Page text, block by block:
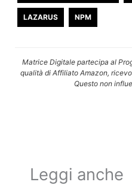
LAZARUS NPM
Matrice Digitale partecipa al
qualità di Affiliato Amazon,
Questo non
Leggi anche